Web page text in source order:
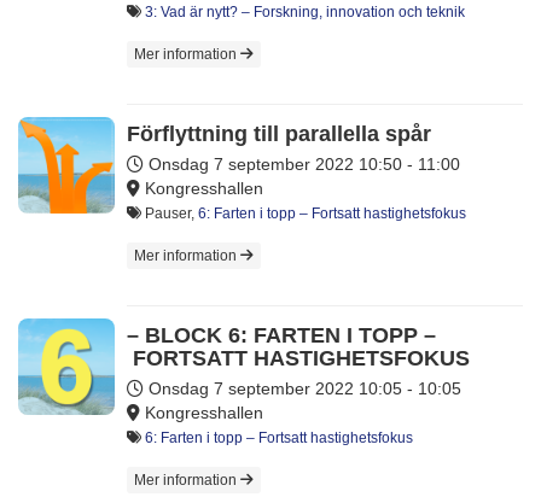
3: Vad är nytt? – Forskning, innovation och teknik
Mer information
Förflyttning till parallella spår
Onsdag 7 september 2022 10:50 - 11:00
Kongresshallen
Pauser, 6: Farten i topp – Fortsatt hastighetsfokus
Mer information
– BLOCK 6: FARTEN I TOPP –
FORTSATT HASTIGHETSFOKUS
Onsdag 7 september 2022 10:05 - 10:05
Kongresshallen
6: Farten i topp – Fortsatt hastighetsfokus
Mer information